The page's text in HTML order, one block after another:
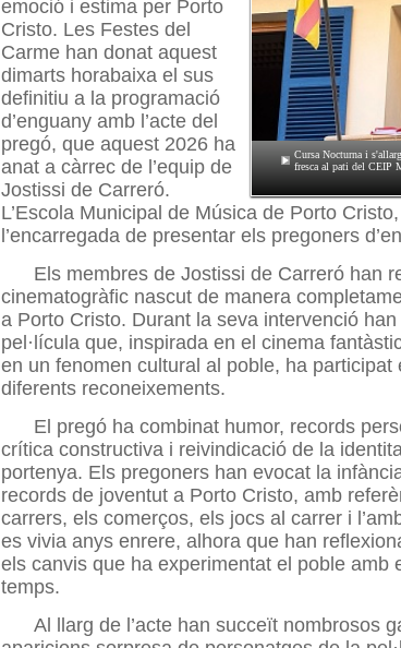
Cursa Nocturna i
fresca al pati del CEIP
emoció i estima per Porto
Cristo. Les Festes del
Carme han donat aquest
dimarts horabaixa el sus
definitiu a la programació
d’enguany amb l’acte del
pregó, que aquest 2026 ha
anat a càrrec de l’equip de
Jostissi de Carreró.
L’Escola Municipal de Música de Porto
l’encarregada de presentar els pregoners
Els membres de Jostissi de Carreró han
cinematogràfic nascut de manera
a Porto Cristo. Durant la seva intervenció
pel·lícula que, inspirada en el cinema
en un fenomen cultural al poble, ha
diferents reconeixements.
El pregó ha combinat humor, records
crítica constructiva i reivindicació de la
portenya. Els pregoners han evocat la
records de joventut a Porto Cristo, amb
carrers, els comerços, els jocs al carrer i
es vivia anys enrere, alhora que han
els canvis que ha experimentat el poble amb
temps.
Al llarg de l’acte han succeït nombrosos